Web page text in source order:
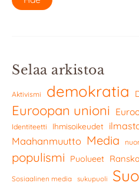
Selaa arkistoa
Aktivismi demokratia
Euroopan unioni
Identiteetti Ihmisoikeudet
Maahanmuutto Media
populismi Puolueet Ranska
Sosiaalinen media sukupuoli